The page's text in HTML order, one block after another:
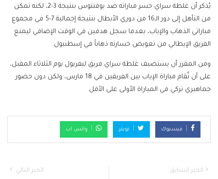
يُذكر أن غلطة سراي خسر مباراته ضد يوفنتوس بنتيجة 3-2، لكنه تمكن
من التأهل إلى دور الـ16 من دوري الأبطال بنتيجة إجمالية 7-5 في مجموع
مباراتي الذهاب والإياب، بعدما سجل هدفين في الوقت الإضافي ليمنع
الفريق الإيطالي من تعويض خسارته ذهاباً في إسطنبول.
ومن المقرر أن يستضيف غلطة سراي فريق ليفربول يوم الثلاثاء المقبل،
على أن تُقام مباراة الإياب بين الفريقين في 18 مارس، ولكن دون حضور
جماهيري تركي في المباراة الأولى على الأقل.
فيسبوك تويتر واتس اب
الخبر السابق الخبر التالي